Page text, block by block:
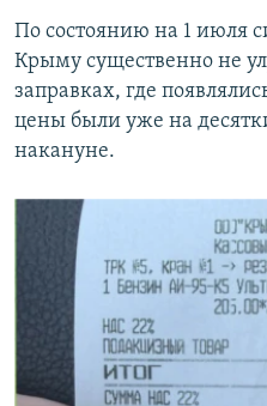
По состоянию на 1 июля
Крыму существенно не
заправках, где
цены были уже на
накануне.